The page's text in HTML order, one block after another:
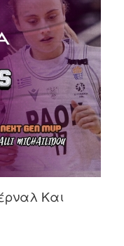
Και